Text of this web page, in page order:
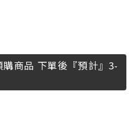
商品 下單後『預計』3-